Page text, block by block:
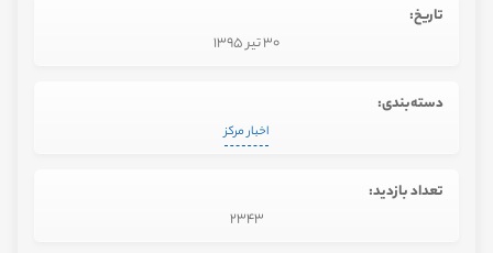
تاریخ:
30 تیر 1395
دسته‌بندی:
اخبار مرکز
تعداد بازدید:
2343